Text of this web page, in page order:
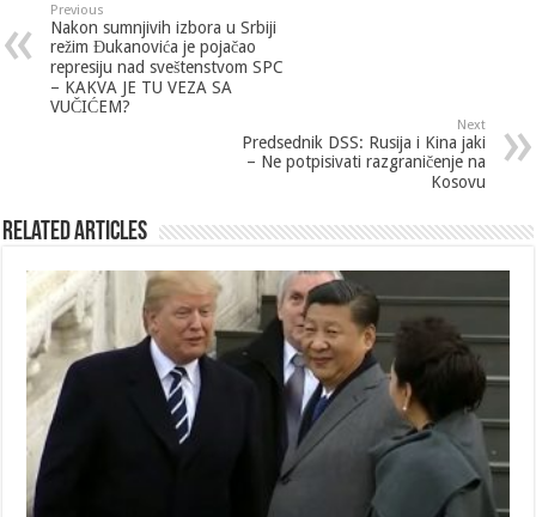
Previous
Nakon sumnjivih izbora u Srbiji
režim Đukanovića je pojačao
represiju nad sveštenstvom SPC
– KAKVA JE TU VEZA SA
VUČIĆEM?
Next
Predsednik DSS: Rusija i Kina jaki
– Ne potpisivati razgraničenje na
Kosovu
Related Articles